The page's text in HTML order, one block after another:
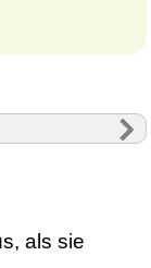
als sie